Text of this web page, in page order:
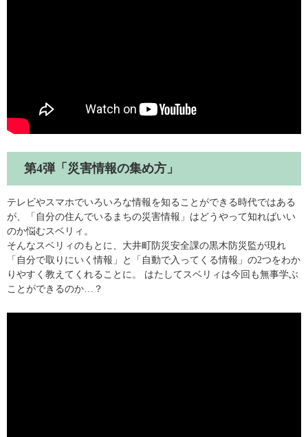
第4弾「災害情報の集め方」
テレビやスマホでいろいろな情報を知ることができる時代ではある
が、「自分の住んでいるまちの災害情報」はどうやって知ればいい
のか悩むスベリィ。
そんなスベリィのもとに、大井町防災安全課の黒木防災監が現れ
「自分で取りにいく情報」と「自動で入ってくる情報」の2つをわか
りやすく教えてくれることに。 はたしてスベリィは今回も無事学ぶ
ことができるのか…？